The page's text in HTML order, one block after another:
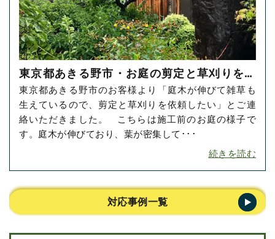
東京都あきる野市・お庭の剪定と草刈りをご
依頼いただきました！
東京都あきる野市のお客様より「庭木が伸びて雑草も
生えているので、剪定と草刈りを依頼したい」とご連
絡いただきました。 こちらは施工前のお庭の様子で
す。庭木が伸びており、葉が密集して･･･
続きを読む
対応事例一覧